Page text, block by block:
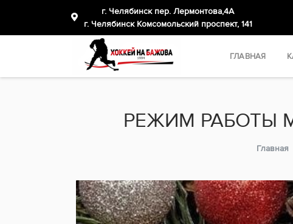
г. Челябинск пер. Лермонтова,4А
​г. Челябинск Комсомольский проспект, 141
ГЛАВНАЯ
РЕЖИМ РАБОТЫ
Главная